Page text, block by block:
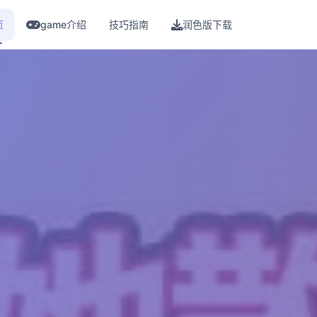
game介绍 技巧指南 润色版下载